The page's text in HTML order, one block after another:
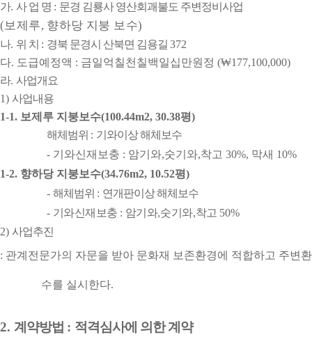
가. 사 업 명 : 문경 김룡사 영산회괘불도 주변정비사업
(보제루, 향하당 지붕 보수)
나. 위 치 : 경북 문경시 산북면 김용길 372
다. 도급예정액 : 금일억칠천칠백일십만원정 (₩177,100,000)
라. 사업개요
1) 사업내용
1-1. 보제루 지붕보수(100.44m2, 30.38평)
해체범위 : 기와이상 해체보수
- 기와신재보충 : 암기와,숫기와,착고 30%, 막새 10%
1-2. 향하당 지붕보수(34.76m2, 10.52평)
- 해체범위 : 연개판이상 해체보수
- 기와신재보충 : 암기와,숫기와,착고 50%
2) 사업추진
: 관계전문가의 자문을 받아 문화재 보존환경에 적합하고 주변
수를 실시한다.
2. 계약방법 : 적격심사에 의한 계약